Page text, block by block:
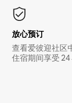
放心预订
查看爱彼迎社区
住宿期间享受 24